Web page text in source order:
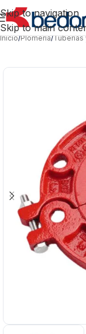
Skip to navigation
Skip to main
Inicio/Plomería/Tuberías